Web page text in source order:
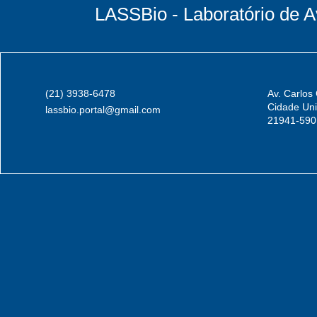
LASSBio - Laboratório de
(21) 3938-6478
lassbio.portal@gmail.com
Av. Carlos
Cidade
21941-